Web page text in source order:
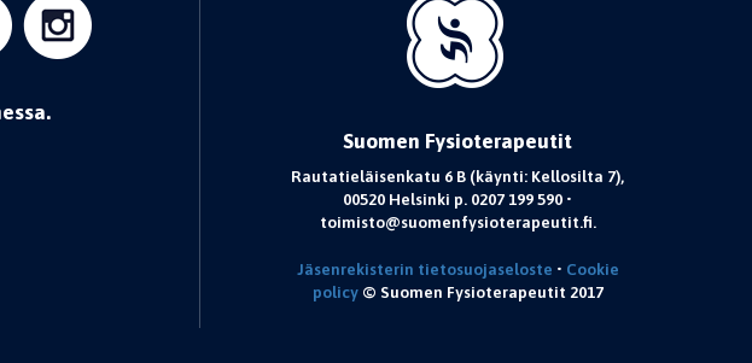
Suomen Fysioterapeutit
Rautatieläisenkatu 6 B (käynti: Kellosilta 7),
00520 Helsinki p. 0207 199 590 •
toimisto@suomenfysioterapeutit.fi.
Jäsenrekisterin tietosuojaseloste • Cookie
policy© Suomen Fysioterapeutit 2017